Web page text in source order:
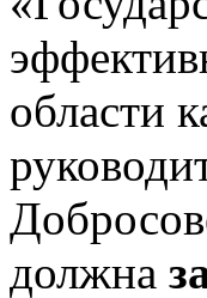
области
должна